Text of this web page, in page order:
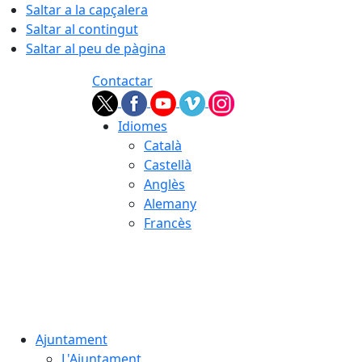
Saltar a la capçalera
Saltar al contingut
Saltar al peu de pàgina
Contactar
Idiomes
Català
Castellà
Anglès
Alemany
Francès
Ajuntament